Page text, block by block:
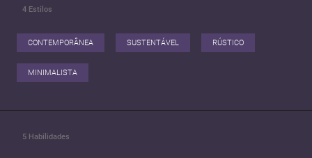
4 Estilos
CONTEMPORÂNEA SUSTENTÁVEL RÚSTICO
MINIMALISTA
5 Habilidades